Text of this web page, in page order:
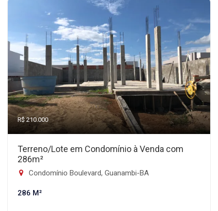
R$ 210.000
Terreno/Lote em Condomínio à Venda com
286m²
Condomínio Boulevard, Guanambi-BA
286 M²